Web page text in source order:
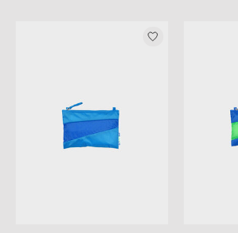
Items van productcarrousel